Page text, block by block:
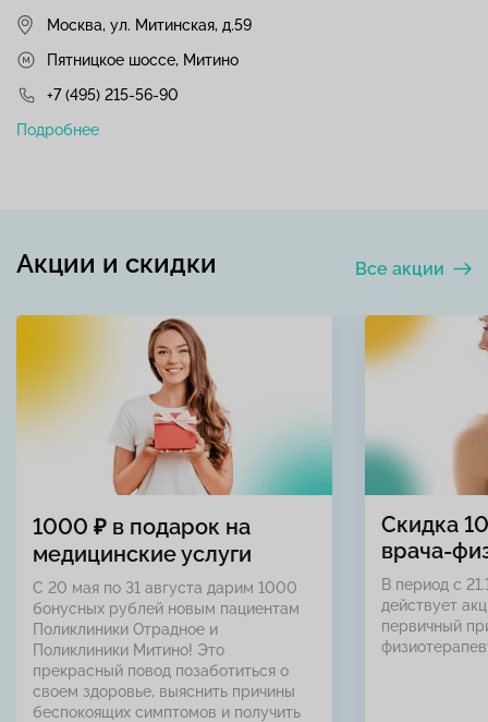
Москва, ул. Митинская, д.59
Пятницкое шоссе, Митино
+7 (495) 215-56-90
Подробнее
Все акции
Акции и скидки
1000 ₽ в подарок на
медицинские услуги
С 20 мая по 31 августа дарим 1000
бонусных рублей новым пациентам
Поликлиники Отрадное и
Поликлиники Митино! Это
прекрасный повод позаботиться о
своем здоровье, выяснить причины
беспокоящих симптомов и получить
Скидка
врача-
В период с
действует
первичный